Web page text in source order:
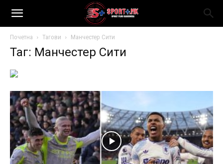
Почетна Тагови Манчестер Сити
Таг: Манчестер Сити